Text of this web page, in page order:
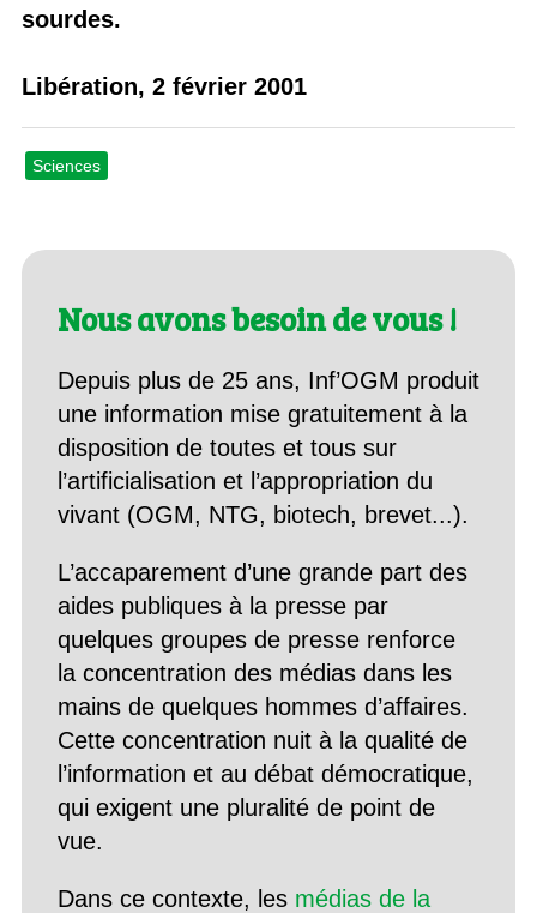
sourdes.
Libération, 2 février 2001
Sciences
Nous avons besoin de vous !
Depuis plus de 25 ans, Inf’OGM produit
une information mise gratuitement à la
disposition de toutes et tous sur
l’artificialisation et l’appropriation du
vivant (OGM, NTG, biotech, brevet...).
L’accaparement d’une grande part des
aides publiques à la presse par
quelques groupes de presse renforce
la concentration des médias dans les
mains de quelques hommes d’affaires.
Cette concentration nuit à la qualité de
l’information et au débat démocratique,
qui exigent une pluralité de point de
vue.
Dans ce contexte, les médias de la